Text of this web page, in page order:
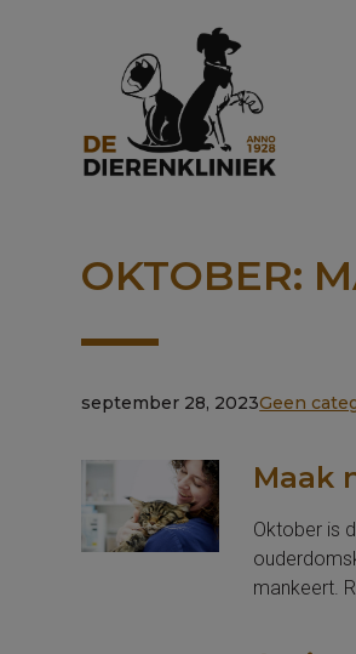
OKTOBER:
september 28, 2023Geen
Maak
Oktober is
mankeert.